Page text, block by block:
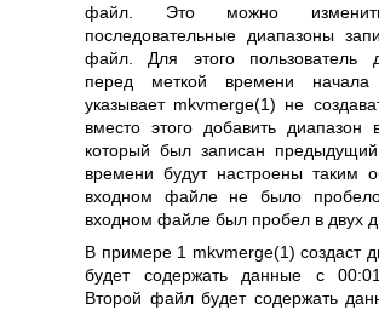
файл. Это можно
последовательные диапазоны
файл. Для этого пользователь
перед меткой времени
указывает mkvmerge(1) не
вместо этого добавить
который был записан
времени будут настроены таким
входном файле не было
входном файле был пробел в двух
В примере 1 mkvmerge(1) создаст
будет содержать данные с
Второй файл будет содержать